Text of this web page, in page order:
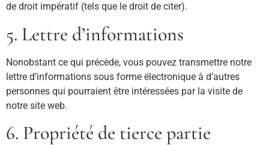
de droit impératif (tels que le droit de citer).
5. Lettre d’informations
Nonobstant ce qui précède, vous pouvez transmettre notre
lettre d’informations sous forme électronique à d’autres
personnes qui pourraient être intéressées par la visite de
notre site web.
6. Propriété de tierce partie